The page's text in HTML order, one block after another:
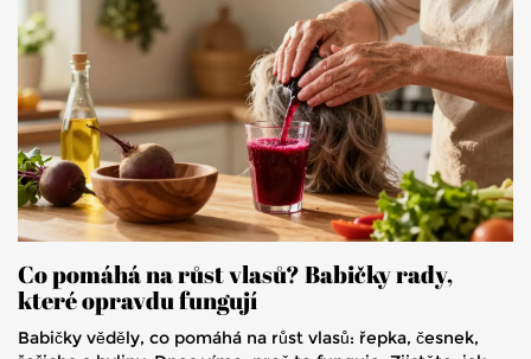
Co pomáhá na růst vlasů? Babičky rady,
které opravdu fungují
Babičky věděly, co pomáhá na růst vlasů: řepka, česnek,